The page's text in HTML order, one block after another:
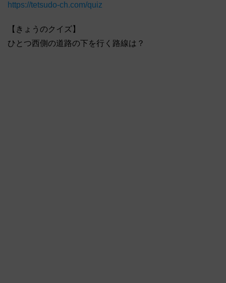
https://tetsudo-ch.com/quiz
【きょうのクイズ】
ひとつ西側の道路の下を行く路線は？